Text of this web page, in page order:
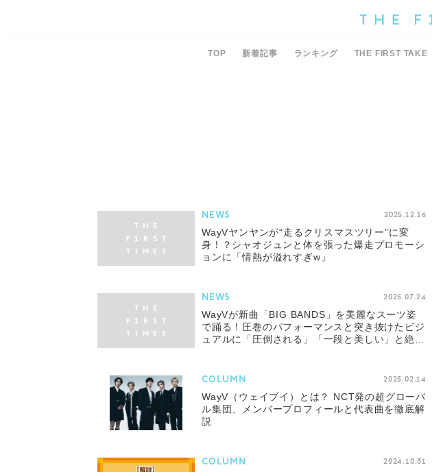
TOP 新着記事 ランキング THE FIRST TAKE
NEWS 2025.12.16
WayVヤンヤンが“走るクリスマスツリー”に変
身！？シャオジュンと体を張った爆走プロモーシ
ョンに「情熱が溢れすぎw」
NEWS 2025.07.24
WayVが新曲「BIG BANDS」を美麗なスーツ姿
で踊る！圧巻のパフォーマンスと突き抜けたビジ
ュアルに「圧倒される」「一段と美しい」と絶賛
COLUMN 2025.02.14
WayV（ウェイブイ）とは？ NCT発の超グローバ
ル集団、メンバープロフィールと代表曲を徹底解
説
COLUMN 2024.10.31